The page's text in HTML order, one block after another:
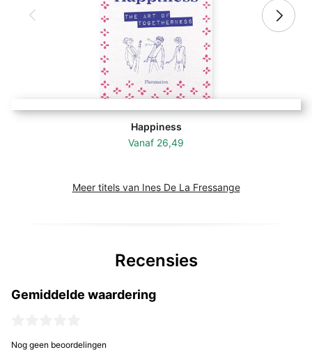
Happiness
Vanaf 26,49
Meer titels van Ines De La Fressange
Recensies
Gemiddelde waardering
Nog geen beoordelingen